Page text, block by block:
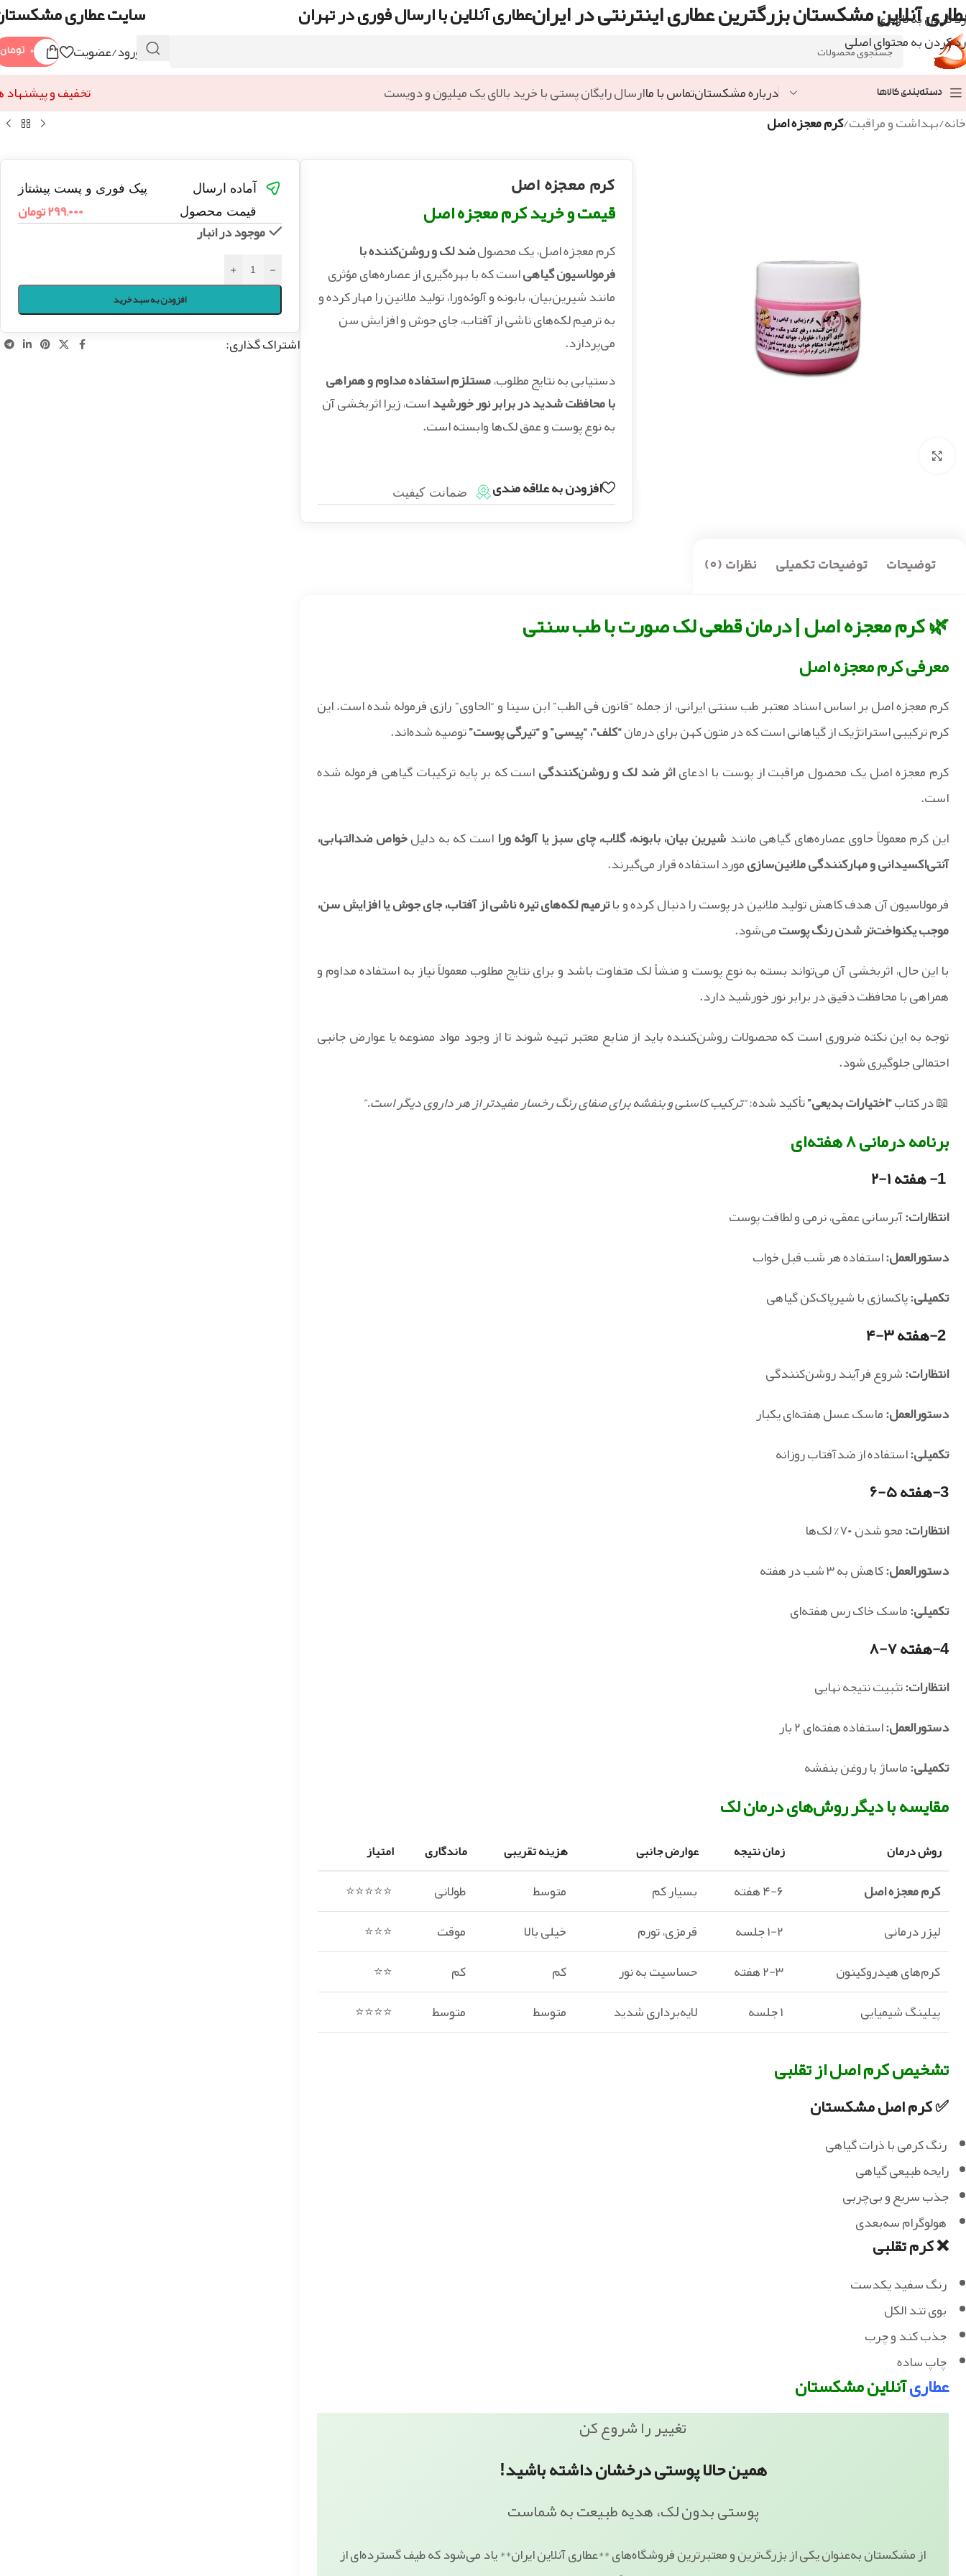
رد کردن به ناوبری
رد کردن به محتوای اصلی
آنلاین مشکستان بزرگترین عطاری اینترنتی در ایرانعطاری آنلاین با ارسال فوری در تهران سایت عطاری
ورود/عضویت ۰ تومان
دسته‌بندی کالاها درباره مشکستانتماس با ماارسال رایگان پستی با خرید بالای یک میلیون و دویست
تخفیف و پیشنهاد
خانه/بهداشت و مراقبت/کرم معجزه اصل
کرم معجزه اصل
قیمت و خرید کرم معجزه اصل
کرم معجزه اصل، یک محصولضد لک و روشن‌کننده با
فرمولاسیون گیاهیاست که با بهره‌گیری از عصاره‌های مؤثری
مانند شیرین‌بیان، بابونه و آلوئه‌ورا، تولید ملانین را مهار کرده و
به ترمیم لکه‌های ناشی از آفتاب، جای جوش و افزایش سن
می‌پردازد.
دستیابی به نتایج مطلوب،مستلزم استفاده مداوم و همراهی
با محافظت شدید در برابر نور خورشیداست، زیرا اثربخشی آن
به نوع پوست و عمق لک‌ها وابسته است.
افزودن به علاقه مندی ضمانت کیفیت
توضیحات توضیحات تکمیلی نظرات (0)
🌿 کرم معجزه اصل | درمان قطعی لک صورت با طب سنتی
معرفی کرم معجزه اصل
کرم معجزه اصل بر اساس اسناد معتبر طب سنتی ایرانی، از جمله “قانون فی الطب” ابن سینا و “الحاوی” رازی فرموله شده است. این
کرم ترکیبی استراتژیک از گیاهانی است که در متون کهن برای درمان“کلف”، “پیسی” و “تیرگی پوست”توصیه شده‌اند.
کرم معجزه اصل یک محصول مراقبت از پوست با ادعایاثر ضد لک و روشن‌کنندگیاست که بر پایه ترکیبات گیاهی فرموله شده
است.
این کرم معمولاً حاوی عصاره‌های گیاهی مانندشیرین بیان، بابونه، گلاب، چای سبز یا آلوئه ورااست که به دلیلخواص ضدالتهابی،
آنتی‌اکسیدانی و مهارکنندگی ملانین‌سازیمورد استفاده قرار می‌گیرند.
فرمولاسیون آن هدف کاهش تولید ملانین در پوست را دنبال کرده و باترمیم لکه‌های تیره ناشی از آفتاب، جای جوش یا افزایش سن،
موجب یکنواخت‌تر شدن رنگ پوستمی‌شود.
با این حال، اثربخشی آن می‌تواند بسته به نوع پوست و منشأ لک متفاوت باشد و برای نتایج مطلوب معمولاً نیاز به استفاده مداوم و
همراهی با محافظت دقیق در برابر نور خورشید دارد.
توجه به این نکته ضروری است که محصولات روشن‌کننده باید از منابع معتبر تهیه شوند تا از وجود مواد ممنوعه یا عوارض جانبی
احتمالی جلوگیری شود.
📖 در کتاب“اختیارات بدیعی”تأکید شده:“ترکیب کاسنی و بنفشه برای صفای رنگ رخسار مفیدتر از هر داروی دیگر است.”
برنامه درمانی ۸ هفته‌ای
انتظارات:آبرسانی عمقی، نرمی و لطافت پوست
دستورالعمل:استفاده هر شب قبل خواب
تکمیلی:پاکسازی با شیرپاک‌کن گیاهی
انتظارات:شروع فرآیند روشن‌کنندگی
دستورالعمل:ماسک عسل هفته‌ای یکبار
تکمیلی:استفاده از ضدآفتاب روزانه
3-هفته ۵-۶
انتظارات:محو شدن ۷۰% لک‌ها
دستورالعمل:کاهش به ۳ شب در هفته
تکمیلی:ماسک خاک رس هفته‌ای
4-هفته ۷-۸
انتظارات:تثبیت نتیجه نهایی
دستورالعمل:استفاده هفته‌ای ۲ بار
تکمیلی:ماساژ با روغن بنفشه
مقایسه با دیگر روش‌های درمان لک
روش درمان زمان نتیجه عوارض جانبی هزینه تقریبی ماندگاری امتیاز
کرم معجزه اصل ۴-۶ هفته بسیار کم متوسط طولانی
⭐⭐⭐⭐⭐
لیزر درمانی
۱-۲ جلسه قرمزی، تورم خیلی بالا موقت
⭐⭐⭐
کرم‌های هیدروکینون
۲-۳ هفته حساسیت به نور کم کم
⭐⭐
پیلینگ شیمیایی
۱ جلسه لایه‌برداری شدید متوسط متوسط ⭐⭐⭐⭐
تشخیص کرم اصل از تقلبی
✅ کرم اصل مشکستان
رنگ کرمی با ذرات گیاهی
رایحه طبیعی گیاهی
جذب سریع و بی‌چربی
هولوگرام سه‌بعدی
❌ کرم تقلبی
رنگ سفید یکدست
بوی تند الکل
جذب کند و چرب
چاپ ساده
عطاریآنلاین مشکستان
تغییر را شروع کن
همین حالا پوستی درخشان داشته باشید!
پوستی بدون لک، هدیه طبیعت به شماست
از مشکستان به‌عنوان یکی از بزرگ‌ترین و معتبرترین فروشگاه‌های **عطاری آنلاین ایران** یاد می‌شود که طیف گسترده‌ای از
آماده ارسال
پیک فوری و پست پیشتاز
قیمت محصول
۲۹۹,۰۰۰تومان
موجود در انبار
-
+
افزودن به سبد خرید
اشتراک گذاری: